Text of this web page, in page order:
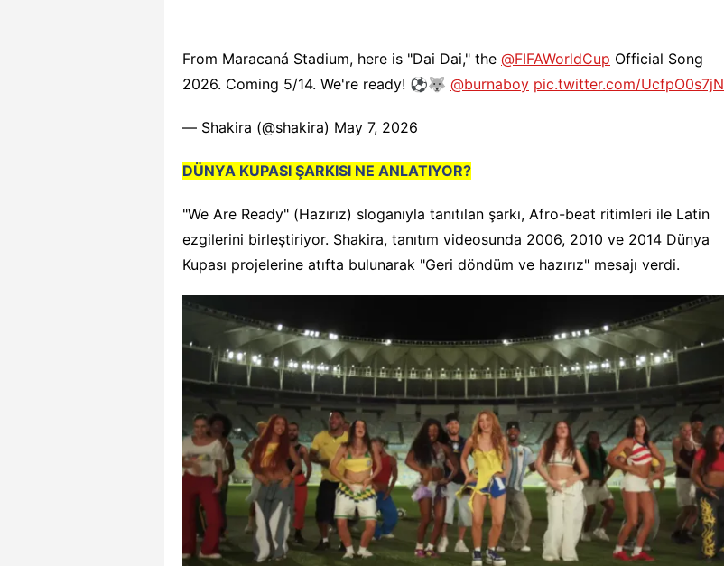
From Maracaná Stadium, here is "Dai Dai," the @FIFAWorldCup Official Song
2026. Coming 5/14. We're ready! ⚽️🐺 @burnaboy pic.twitter.com/UcfpO0s7jN
— Shakira (@shakira) May 7, 2026
DÜNYA KUPASI ŞARKISI NE ANLATIYOR?
"We Are Ready" (Hazırız) sloganıyla tanıtılan şarkı, Afro-beat ritimleri ile Latin
ezgilerini birleştiriyor. Shakira, tanıtım videosunda 2006, 2010 ve 2014 Dünya
Kupası projelerine atıfta bulunarak "Geri döndüm ve hazırız" mesajı verdi.